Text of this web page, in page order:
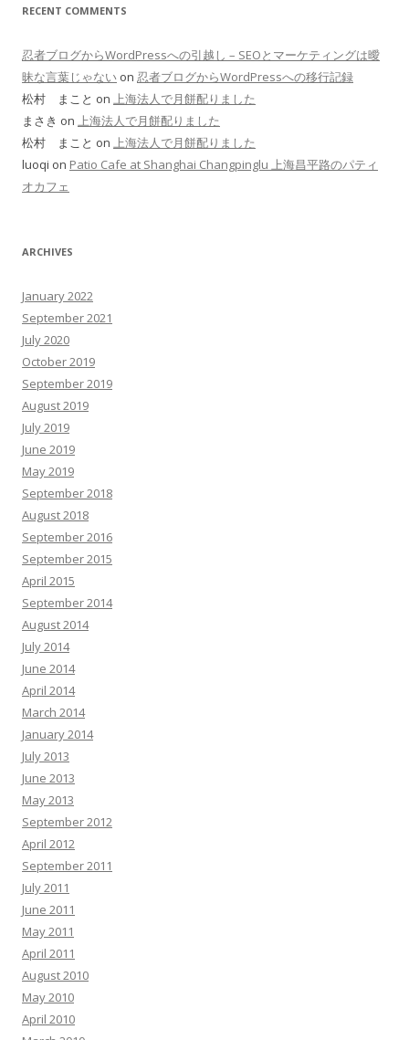
RECENT COMMENTS
忍者ブログからWordPressへの引越し – SEOとマーケティングは曖
昧な言葉じゃない on 忍者ブログからWordPressへの移行記録
松村 まこと on 上海法人で月餅配りました
まさき on 上海法人で月餅配りました
松村 まこと on 上海法人で月餅配りました
luoqi on Patio Cafe at Shanghai Changpinglu 上海昌平路のパティ
オカフェ
ARCHIVES
January 2022
September 2021
July 2020
October 2019
September 2019
August 2019
July 2019
June 2019
May 2019
September 2018
August 2018
September 2016
September 2015
April 2015
September 2014
August 2014
July 2014
June 2014
April 2014
March 2014
January 2014
July 2013
June 2013
May 2013
September 2012
April 2012
September 2011
July 2011
June 2011
May 2011
April 2011
August 2010
May 2010
April 2010